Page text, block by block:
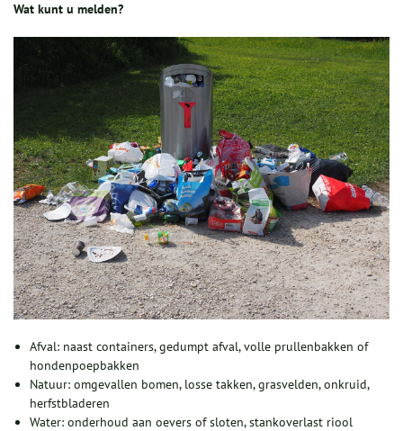
Wat kunt u melden?
Afval: naast containers, gedumpt afval, volle prullenbakken of
hondenpoepbakken
Natuur: omgevallen bomen, losse takken, grasvelden, onkruid,
herfstbladeren
Water: onderhoud aan oevers of sloten, stankoverlast riool